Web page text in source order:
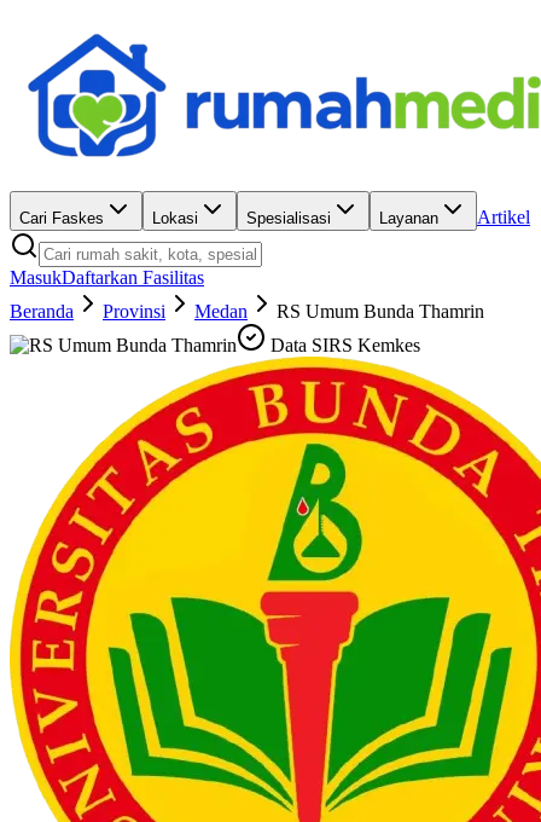
Cari Faskes Lokasi Spesialisasi Layanan Artikel
MasukDaftarkan Fasilitas
Beranda
Provinsi Medan
RS Umum Bunda Thamrin
Data SIRS Kemkes